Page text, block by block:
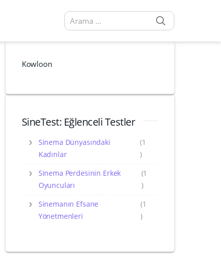
Arama sonuçları:
Kowloon
SineTest: Eğlenceli Testler
Sinema Dünyasındaki
Kadınlar
(1
)
Sinema Perdesinin Erkek
Oyuncuları
(1
)
Sinemanın Efsane
Yönetmenleri
(1
)